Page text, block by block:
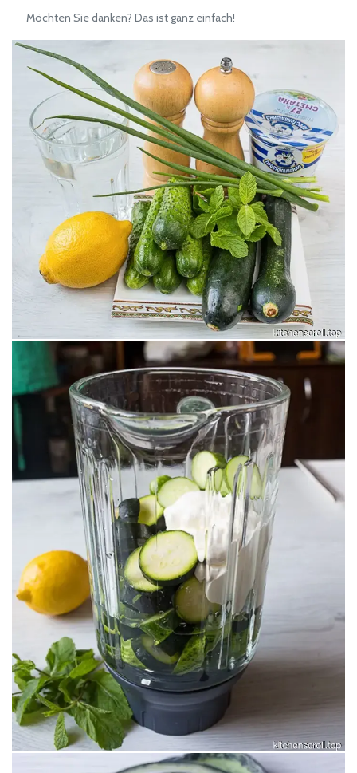
Möchten Sie danken? Das ist ganz einfach!